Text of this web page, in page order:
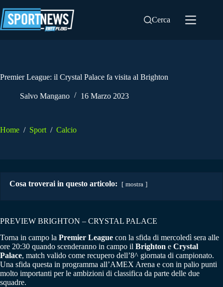
al
contenuto
Cerca
Premier League: il Crystal Palace fa visita al Brighton
Salvo Mangano 16 Marzo 2023
Home / Sport / Calcio
Cosa troverai in questo articolo: mostra
PREVIEW BRIGHTON – CRYSTAL PALACE
Torna in campo la Premier League con la sfida di mercoledì sera alle
ore 20:30 quando scenderanno in campo il Brighton e Crystal
Palace, match valido come recupero dell’8^ giornata di campionato.
Una sfida questa in programma all’AMEX Arena e con in palio punti
molto importanti per le ambizioni di classifica da parte delle due
squadre.